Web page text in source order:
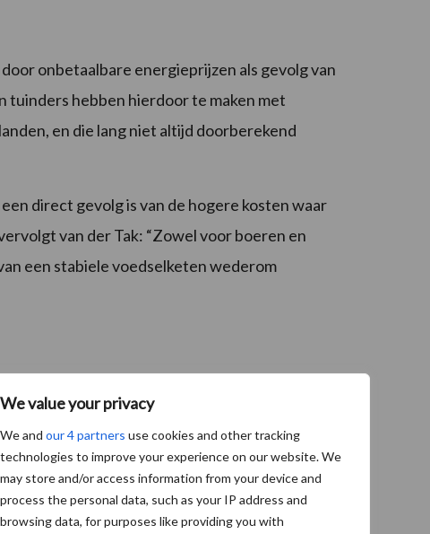
We value your privacy
We and our 4 partners use cookies and other tracking
technologies to improve your experience on our website. We
may store and/or access information from your device and
process the personal data, such as your IP address and
browsing data, for purposes like providing you with
onbetaalbare energieprijzen als gevolg van
tuinders hebben hierdoor te maken met
en die lang niet altijd doorberekend
direct gevolg is van de hogere kosten waar
van der Tak: “Zowel voor boeren en
een stabiele voedselketen wederom
de helft van de export gaat naar onze
internationaal gezien een belangrijk
tegen te gaan. Van der Tak: “De
en de meerkosten daarvan zullen vaker in de
om te borgen dat onze boeren hier geen